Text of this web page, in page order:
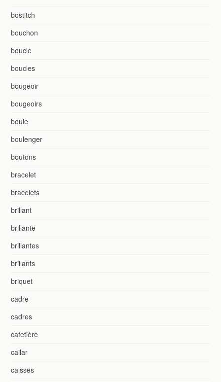
bostitch
bouchon
boucle
boucles
bougeoir
bougeoirs
boule
boulenger
boutons
bracelet
bracelets
brillant
brillante
brillantes
brillants
briquet
cadre
cadres
cafetière
cailar
caisses